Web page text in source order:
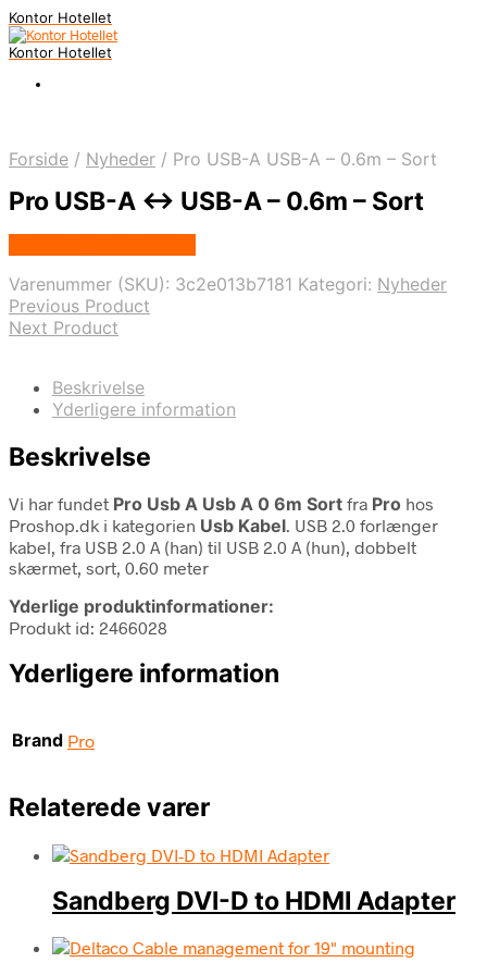
Kontor Hotellet
Kontor Hotellet
Forside / Nyheder / Pro USB-A USB-A – 0.6m – Sort
Pro USB-A <-> USB-A – 0.6m – Sort
Varenummer (SKU): 3c2e013b7181 Kategori: Nyheder
Previous Product
Next Product
Beskrivelse
Yderligere information
Beskrivelse
Vi har fundet Pro Usb A Usb A 0 6m Sort fra Pro hos
Proshop.dk i kategorien Usb Kabel. USB 2.0 forlænger
kabel, fra USB 2.0 A (han) til USB 2.0 A (hun), dobbelt
skærmet, sort, 0.60 meter
Yderlige produktinformationer:
Produkt id: 2466028
Yderligere information
Brand Pro
Relaterede varer
Sandberg DVI-D to HDMI Adapter